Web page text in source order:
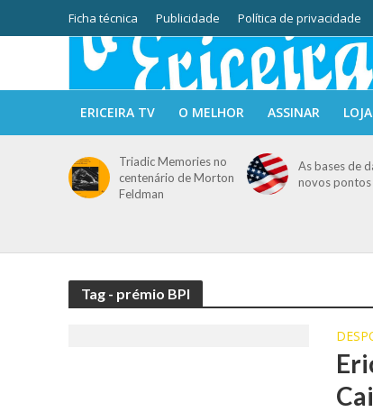
Ficha técnica Publicidade Política de privacidade
ERICEIRA TV O MELHOR ASSINAR LOJA
Triadic Memories no
centenário de Morton
Feldman
As bases de
novos
Tag - prémio BPI